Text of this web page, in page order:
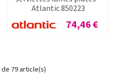
Atlantic 850223
Prix
74,46 €
79 article(s)